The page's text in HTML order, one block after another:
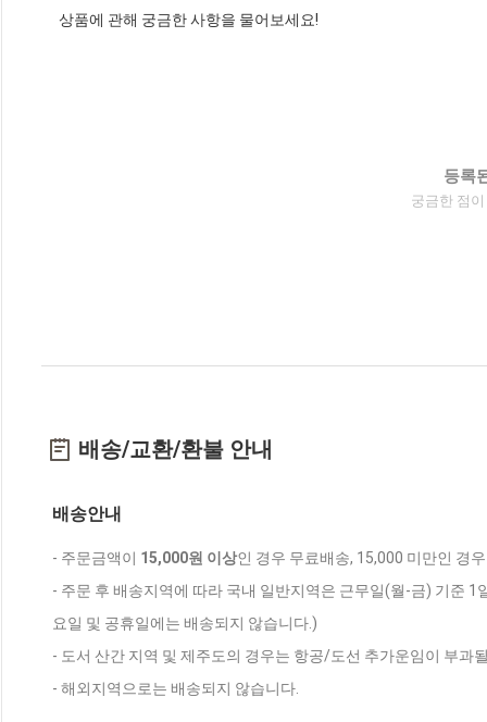
상품에 관해 궁금한 사항을 물어보세요!
등록
궁금한 점
배송/교환/환불 안내
배송안내
- 주문금액이 15,000원 이상인 경우 무료배송, 15,000 미만인 경
- 주문 후 배송지역에 따라 국내 일반지역은 근무일(월-금) 기준
요일 및 공휴일에는 배송되지 않습니다.)
- 도서 산간 지역 및 제주도의 경우는 항공/도선 추가운임이 부과
- 해외지역으로는 배송되지 않습니다.